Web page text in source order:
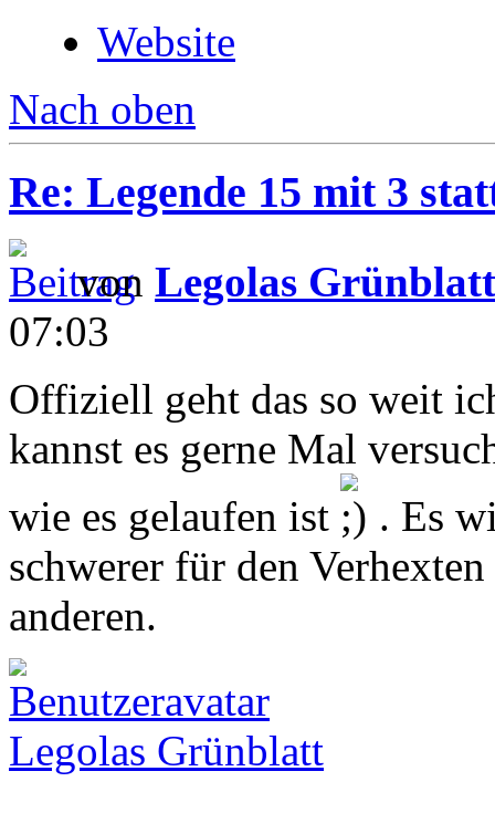
Website
Nach oben
Re: Legende 15 mit 3
von Legolas Grünblatt
07:03
Offiziell geht das so weit
kannst es gerne Mal
wie es gelaufen ist
. Es
schwerer für den
anderen.
Legolas Grünblatt